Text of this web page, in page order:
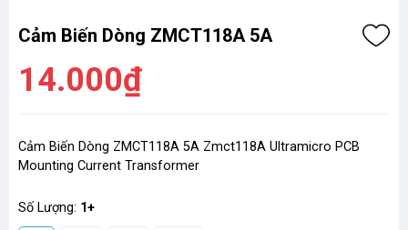
Cảm Biến Dòng ZMCT118A 5A
14.000₫
Cảm Biến Dòng ZMCT118A 5A Zmct118A Ultramicro PCB
Mounting Current Transformer
Số Lượng: 1+